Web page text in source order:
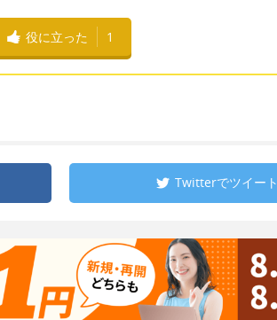
役に立った 1
Twitterでツイート